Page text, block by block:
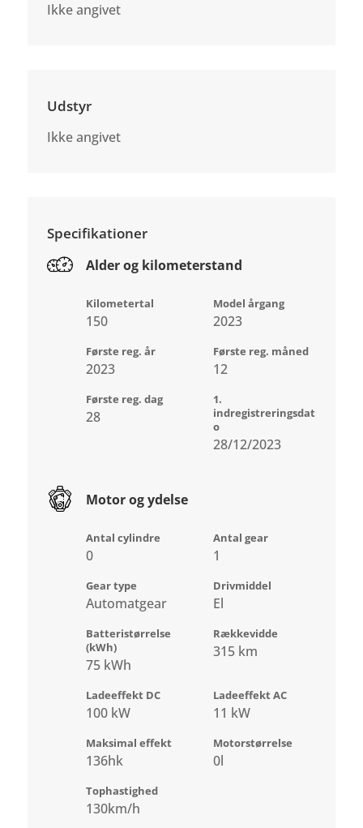
Ikke angivet
Udstyr
Ikke angivet
Specifikationer
Alder og kilometerstand
Kilometertal
150
Model årgang
2023
Første reg. år
2023
Første reg. måned
12
Første reg. dag
28
1.
indregistreringsdat
o
28/12/2023
Motor og ydelse
Antal cylindre
0
Antal gear
1
Gear type
Automatgear
Drivmiddel
El
Batteristørrelse
(kWh)
75 kWh
Rækkevidde
315 km
Ladeeffekt DC
100 kW
Ladeeffekt AC
11 kW
Maksimal effekt
136hk
Motorstørrelse
0l
Tophastighed
130km/h